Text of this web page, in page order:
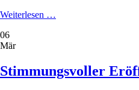
Weiterlesen …
06
Mär
Stimmungsvoller